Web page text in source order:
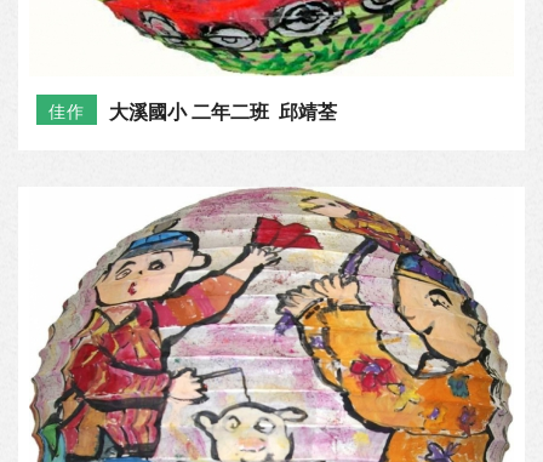
佳作 大溪國小 二年二班 邱靖荃